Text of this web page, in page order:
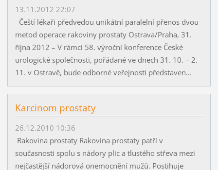
13.11.2012 22:07
Čeští lékaři předvedou unikátní paralelní přenos dvou
metod operace rakoviny prostaty Ostrava/Praha, 31.
října 2012 – V rámci 58. výroční konference České
urologické společnosti, pořádané ve dnech 31. 10. – 2.
11. v Ostravě, bude odborné veřejnosti představen...
Karcinom prostaty
26.12.2010 10:36
Rakovina prostaty Rakovina prostaty patří v
současnosti spolu s nádory plic a tlustého střeva mezi
nejčastější nádorová onemocnění mužů. Postihuje